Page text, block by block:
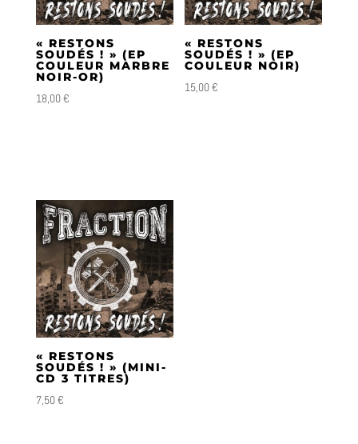
« RESTONS
SOUDÉS ! » (EP
COULEUR MARBRE
NOIR-OR)
18,00€
« RESTONS
SOUDÉS ! » (EP
COULEUR NOIR)
15,00€
« RESTONS
SOUDÉS ! » (MINI-
CD 3 TITRES)
7,50€